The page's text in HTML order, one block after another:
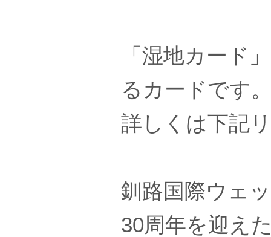
「湿地カード
るカードです
詳しくは下記
釧路国際ウェ
30周年を迎え